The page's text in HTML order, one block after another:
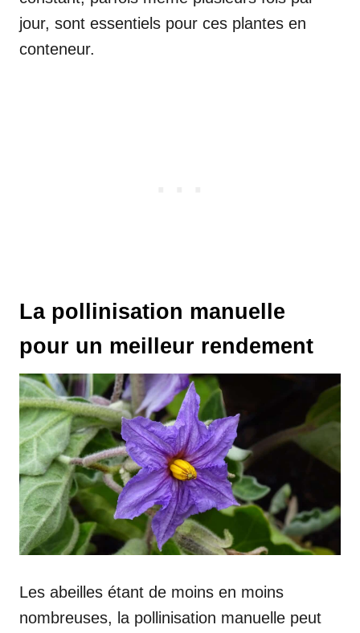
jour, sont essentiels pour ces plantes en
conteneur.
La pollinisation manuelle
pour un meilleur rendement
Les abeilles étant de moins en moins
nombreuses, la pollinisation manuelle peut